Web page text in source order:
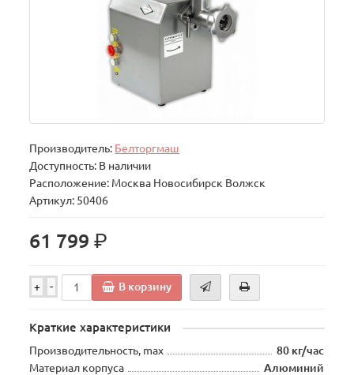
Производитель: Белторгмаш
Доступность: В наличии
Расположение: Москва Новосибирск Волжск
Артикул: 50406
61 799р.
+ - В корзину
Краткие характеристики
Производительность, max
80 кг/час
Материал корпуса
Алюминий